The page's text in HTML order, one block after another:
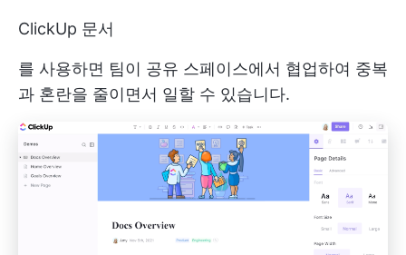
ClickUp 문서
를 사용하면 팀이 공유 스페이스에서 협업하여 중복
과 혼란을 줄이면서 일할 수 있습니다.